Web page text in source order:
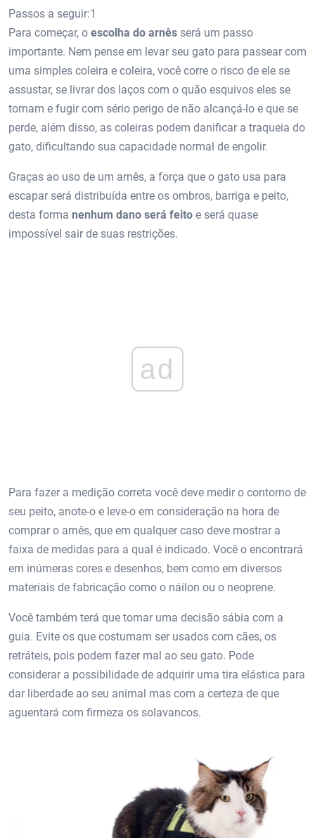
Passos a seguir:1
Para começar, o escolha do arnês será um passo
importante. Nem pense em levar seu gato para passear com
uma simples coleira e coleira, você corre o risco de ele se
assustar, se livrar dos laços com o quão esquivos eles se
tornam e fugir com sério perigo de não alcançá-lo e que se
perde, além disso, as coleiras podem danificar a traqueia do
gato, dificultando sua capacidade normal de engolir.
Graças ao uso de um arnês, a força que o gato usa para
escapar será distribuída entre os ombros, barriga e peito,
desta forma nenhum dano será feito e será quase
impossível sair de suas restrições.
ad
Para fazer a medição correta você deve medir o contorno de
seu peito, anote-o e leve-o em consideração na hora de
comprar o arnês, que em qualquer caso deve mostrar a
faixa de medidas para a qual é indicado. Você o encontrará
em inúmeras cores e desenhos, bem como em diversos
materiais de fabricação como o náilon ou o neoprene.
Você também terá que tomar uma decisão sábia com a
guia. Evite os que costumam ser usados ​​com cães, os
retráteis, pois podem fazer mal ao seu gato. Pode
considerar a possibilidade de adquirir uma tira elástica para
dar liberdade ao seu animal mas com a certeza de que
aguentará com firmeza os solavancos.